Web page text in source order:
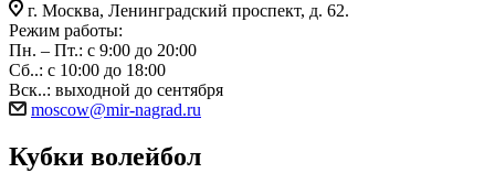
г. Москва, Ленинградский проспект, д. 62.
Режим работы:
Пн. – Пт.: с 9:00 до 20:00
Сб..: с 10:00 до 18:00
Вск..: выходной до сентября
moscow@mir-nagrad.ru
Кубки волейбол